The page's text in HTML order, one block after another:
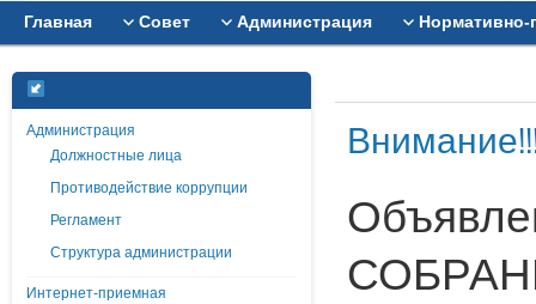
Главная Совет Администрация
Администрация
Должностные лица
Противодействие коррупции
Регламент
Структура администрации
Интернет-приемная